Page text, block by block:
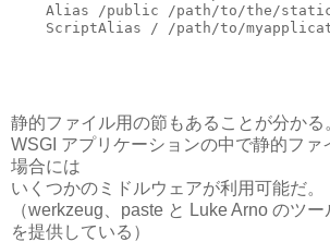
Alias /public /path/to/the/
静的ファイル用の節もあることが分かる
WSGI アプリケーションの中で静的ファ
場合には
いくつかのミドルウェアが利用可能だ。
（werkzeug、paste と Luke Arno のツ
を提供している）